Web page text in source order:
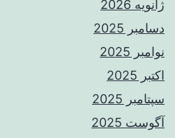
ژانویه 2026
دسامبر 2025
نوامبر 2025
اکتبر 2025
سپتامبر 2025
آگوست 2025